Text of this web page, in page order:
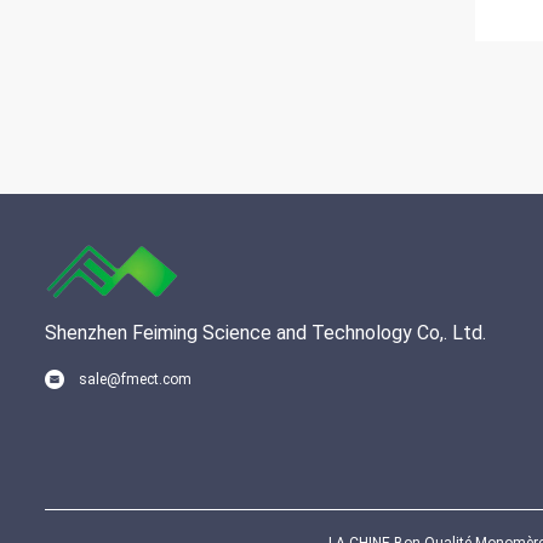
Shenzhen Feiming Science and Technology Co,. Ltd.
sale@fmect.com